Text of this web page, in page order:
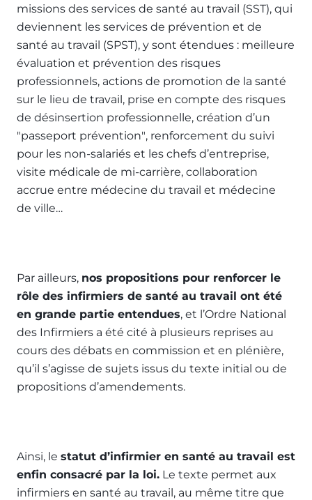
missions des services de santé au travail (SST), qui
deviennent les services de prévention et de
santé au travail (SPST), y sont étendues : meilleure
évaluation et prévention des risques
professionnels, actions de promotion de la santé
sur le lieu de travail, prise en compte des risques
de désinsertion professionnelle, création d’un
ʺpasseport préventionʺ, renforcement du suivi
pour les non-salariés et les chefs d’entreprise,
visite médicale de mi-carrière, collaboration
accrue entre médecine du travail et médecine
de ville…
Par ailleurs, nos propositions pour renforcer le
rôle des infirmiers de santé au travail ont été
en grande partie entendues, et l’Ordre National
des Infirmiers a été cité à plusieurs reprises au
cours des débats en commission et en plénière,
qu’il s’agisse de sujets issus du texte initial ou de
propositions d’amendements.
Ainsi, le statut d’infirmier en santé au travail est
enfin consacré par la loi. Le texte permet aux
infirmiers en santé au travail, au même titre que